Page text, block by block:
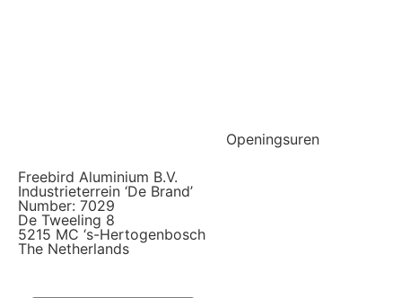
Freebird Aluminium B.V.
Industrieterrein ‘De Brand’
Number: 7029
De Tweeling 8
5215 MC ‘s-Hertogenbosch
The Netherlands
Openingsuren